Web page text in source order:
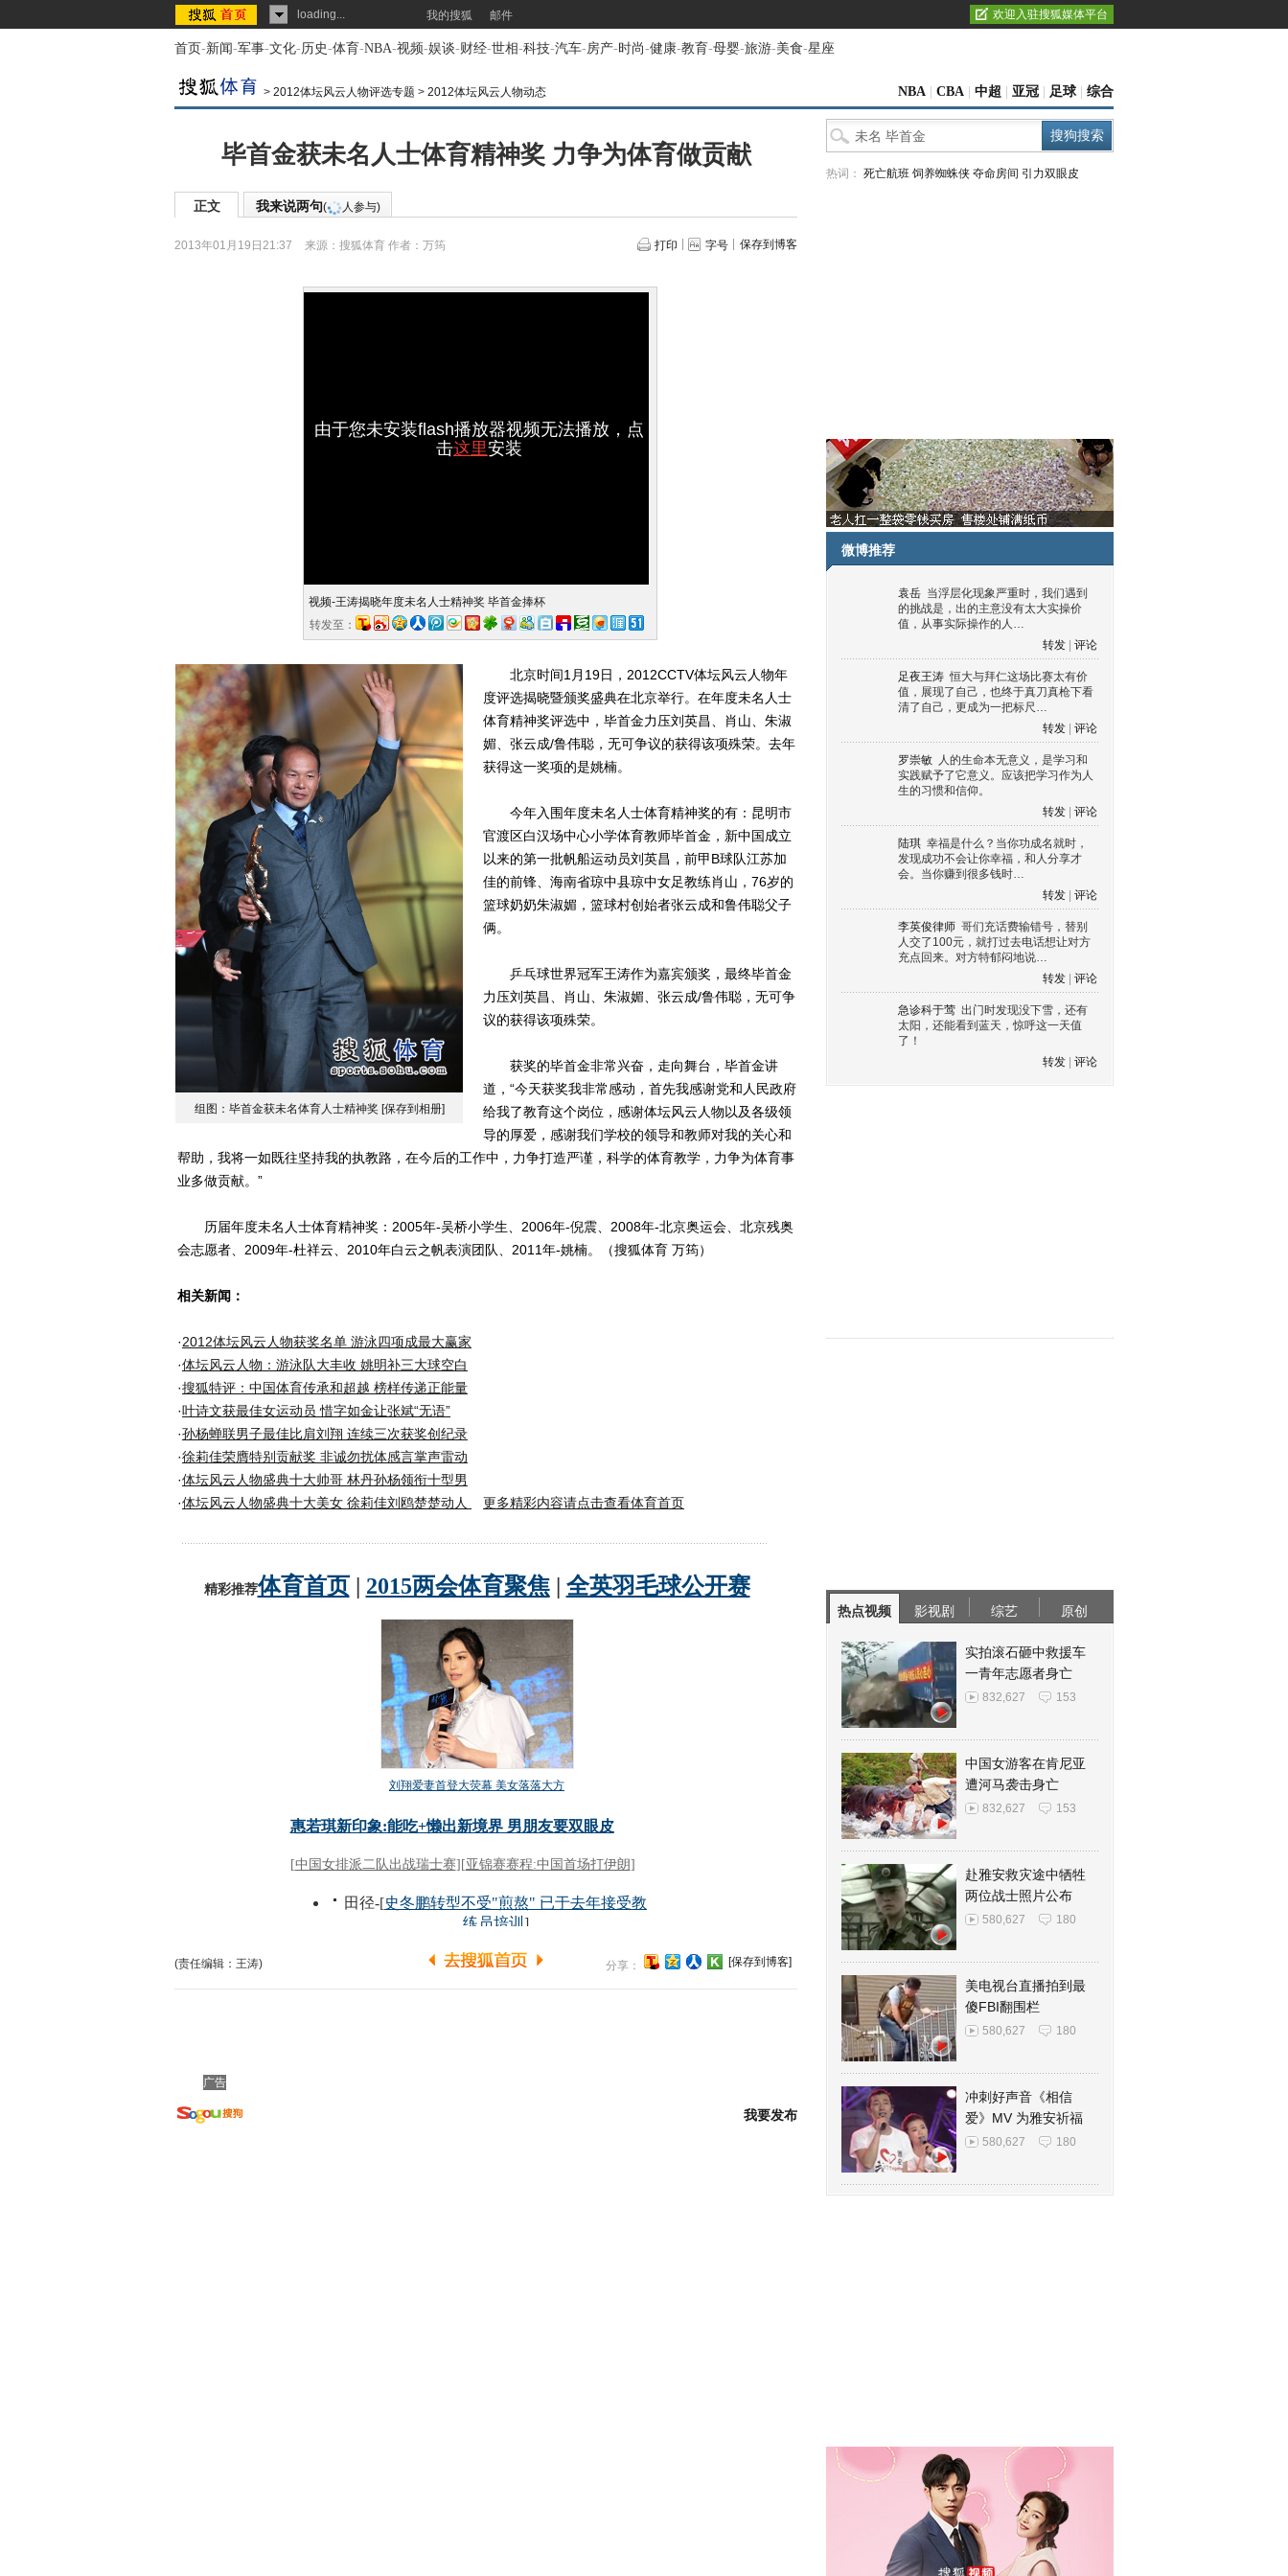
loading... 我的搜狐 邮件 欢迎入驻搜狐媒体平台
首页-新闻-军事-文化-历史-体育-NBA-视频-娱谈-财经-世相-科技-汽车-房产-时尚-健康-教育-母婴-旅游-美食-星座
> 2012体坛风云人物评选专题 > 2012体坛风云人物动态 NBA CBA 中超 亚冠 足球 综合
毕首金获未名人士体育精神奖 力争为体育做贡献
正文 我来说两句( 人参与)
2013年01月19日21:37 来源： 搜狐体育 作者：万筠 打印 字号 保存到博客
由于您未安装flash播放器视频无法播放，点
击这里安装
视频-王涛揭晓年度未名人士精神奖 毕首金捧杯
转发至：
组图：毕首金获未名体育人士精神奖 [保存到相册]
北京时间1月19日，2012CCTV体坛风云人物年
度评选揭晓暨颁奖盛典在北京举行。在年度未名人士
体育精神奖评选中，毕首金力压刘英昌、肖山、朱淑
媚、张云成/鲁伟聪，无可争议的获得该项殊荣。去年
获得这一奖项的是姚楠。
今年入围年度未名人士体育精神奖的有：昆明市
官渡区白汉场中心小学体育教师毕首金，新中国成立
以来的第一批帆船运动员刘英昌，前甲B球队江苏加
佳的前锋、海南省琼中县琼中女足教练肖山，76岁的
篮球奶奶朱淑媚，篮球村创始者张云成和鲁伟聪父子
俩。
乒乓球世界冠军王涛作为嘉宾颁奖，最终毕首金
力压刘英昌、肖山、朱淑媚、张云成/鲁伟聪，无可争
议的获得该项殊荣。
获奖的毕首金非常兴奋，走向舞台，毕首金讲
道，“今天获奖我非常感动，首先我感谢党和人民政府
给我了教育这个岗位，感谢体坛风云人物以及各级领
导的厚爱，感谢我们学校的领导和教师对我的关心和
帮助，我将一如既往坚持我的执教路，在今后的工作中，力争打造严谨，科学的体育教学，力争为体育事
业多做贡献。”
历届年度未名人士体育精神奖：2005年-吴桥小学生、2006年-倪震、2008年-北京奥运会、北京残奥
会志愿者、2009年-杜祥云、2010年白云之帆表演团队、2011年-姚楠。（搜狐体育 万筠）
相关新闻：
·2012体坛风云人物获奖名单 游泳四项成最大赢家
·体坛风云人物：游泳队大丰收 姚明补三大球空白
·搜狐特评：中国体育传承和超越 榜样传递正能量
·叶诗文获最佳女运动员 惜字如金让张斌“无语”
·孙杨蝉联男子最佳比肩刘翔 连续三次获奖创纪录
·徐莉佳荣膺特别贡献奖 非诚勿扰体感言掌声雷动
·体坛风云人物盛典十大帅哥 林丹孙杨领衔十型男
·体坛风云人物盛典十大美女 徐莉佳刘鸥楚楚动人 更多精彩内容请点击查看体育首页
(责任编辑：王涛) 分享： [保存到博客]
广告
我要发布
热词： 死亡航班 饲养蜘蛛侠 夺命房间 引力双眼皮
微博推荐
袁岳 当浮层化现象严重时，我们遇到
的挑战是，出的主意没有太大实操价
值，从事实际操作的人…
转发
评论
足夜王涛 恒大与拜仁这场比赛太有价
值，展现了自己，也终于真刀真枪下看
清了自己，更成为一把标尺…
转发
评论
罗崇敏 人的生命本无意义，是学习和
实践赋予了它意义。应该把学习作为人
生的习惯和信仰。
转发
评论
陆琪 幸福是什么？当你功成名就时，
发现成功不会让你幸福，和人分享才
会。当你赚到很多钱时…
转发
评论
李英俊律师 哥们充话费输错号，替别
人交了100元，就打过去电话想让对方
充点回来。对方特郁闷地说…
转发
评论
急诊科于莺 出门时发现没下雪，还有
太阳，还能看到蓝天，惊呼这一天值
了！
转发
评论
热点视频 影视剧 综艺 原创
实拍滚石砸中救援车
一青年志愿者身亡
832,627 153
中国女游客在肯尼亚
遭河马袭击身亡
832,627 153
赴雅安救灾途中牺牲
两位战士照片公布
580,627 180
美电视台直播拍到最
傻FBI翻围栏
580,627 180
冲刺好声音《相信
爱》MV 为雅安祈福
580,627 180